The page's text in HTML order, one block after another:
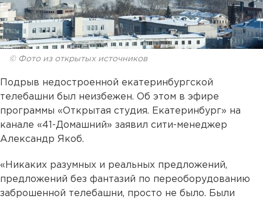
© Фото из открытых источников
Подрыв недостроенной екатеринбургской
телебашни был неизбежен. Об этом в эфире
программы «Открытая студия. Екатеринбург» на
канале «41-Домашний» заявил сити-менеджер
Александр Якоб.
«Никаких разумных и реальных предложений,
предложений без фантазий по переоборудованию
заброшенной телебашни, просто не было. Были